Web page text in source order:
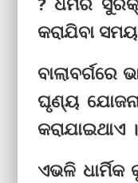
କରାଯିବା
ଘୃଣ୍ୟ
କରାଯାଇଥାଏ
ଏଭଳି ଧାର୍ମିକ